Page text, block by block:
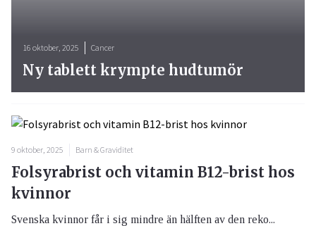
16 oktober, 2025 Cancer
Ny tablett krympte hudtumör
9 oktober, 2025 Barn & Graviditet
Folsyrabrist och vitamin B12-brist hos
kvinnor
Svenska kvinnor får i sig mindre än hälften av den reko...